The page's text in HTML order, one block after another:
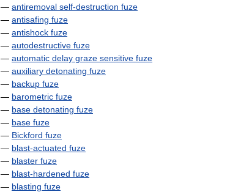
— antiremoval self-destruction fuze
— antisafing fuze
— antishock fuze
— autodestructive fuze
— automatic delay graze sensitive fuze
— auxiliary detonating fuze
— backup fuze
— barometric fuze
— base detonating fuze
— base fuze
— Bickford fuze
— blast-actuated fuze
— blaster fuze
— blast-hardened fuze
— blasting fuze